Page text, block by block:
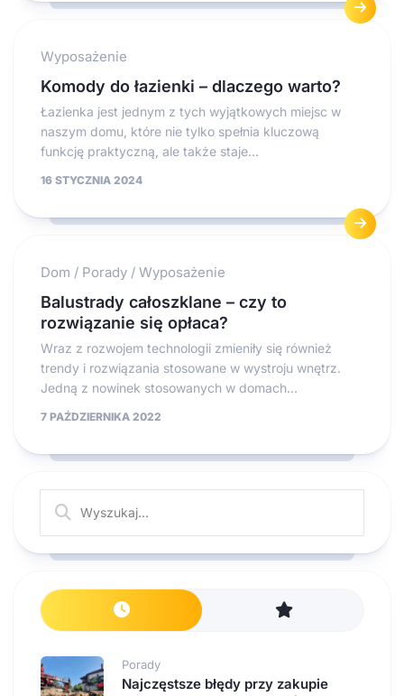
Wyposażenie
Komody do łazienki – dlaczego warto?
Łazienka jest jednym z tych wyjątkowych miejsc w
naszym domu, które nie tylko spełnia kluczową
funkcję praktyczną, ale także staje...
16 STYCZNIA 2024
Dom / Porady / Wyposażenie
Balustrady całoszklane – czy to
rozwiązanie się opłaca?
Wraz z rozwojem technologii zmieniły się również
trendy i rozwiązania stosowane w wystroju wnętrz.
Jedną z nowinek stosowanych w domach...
7 PAŹDZIERNIKA 2022
Porady
Najczęstsze błędy przy zakupie